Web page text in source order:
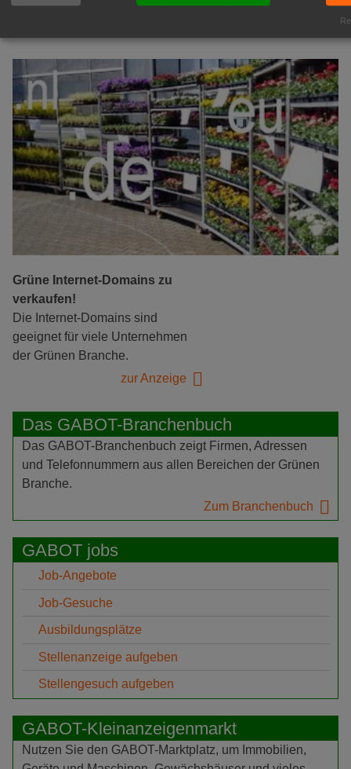
Grüne Internet-Domains zu
verkaufen!
Die Internet-Domains sind
geeignet für viele Unternehmen
der Grünen Branche.
zur Anzeige
Das GABOT-Branchenbuch
Das GABOT-Branchenbuch zeigt Firmen, Adressen
und Telefonnummern aus allen Bereichen der Grünen
Branche.
Zum Branchenbuch
GABOT jobs
Job-Angebote
Job-Gesuche
Ausbildungsplätze
Stellenanzeige aufgeben
Stellengesuch aufgeben
GABOT-Kleinanzeigenmarkt
Nutzen Sie den GABOT-Marktplatz, um Immobilien,